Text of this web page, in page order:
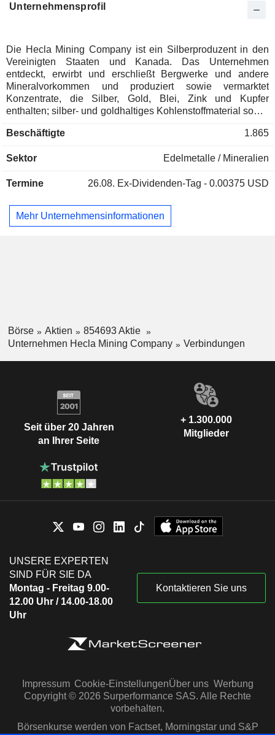
Unternehmensprofil
Die Hecla Mining Company ist ein Silberproduzent in den
Vereinigten Staaten und Kanada. Das Unternehmen
entdeckt, erwirbt und erschließt Bergwerke und andere
Mineralvorkommen und produziert sowie vermarktet
Konzentrate, die Silber, Gold, Blei, Zink und Kupfer
enthalten; silber- und goldhaltiges Kohlenstoffmaterial sowie
Geschäftsbereichen des Unternehmens gehören Greens
Creek befindet sich auf Admiralty Island in der Nähe von
über 440 nicht patentierte Erzabbau-Claims, 58 nicht
Erz-Claims und eine patentierte Aufbereitungsanlage. Die
Lucky Friday-Mine ist eine tiefliegende Untertage-Silber-,
Beschäftigte 1.865
Sektor Edelmetalle / Mineralien
Termine 26.08. Ex-Dividenden-Tag - 0.00375 USD
Mehr Unternehmensinformationen
Börse Aktien
854693 Aktie
Unternehmen Hecla Mining Company
Verbindungen
Seit über 20 Jahren
an Ihrer Seite
+ 1.300.000
Mitglieder
UNSERE EXPERTEN
SIND FÜR SIE DA
Montag - Freitag 9.00-
12.00 Uhr / 14.00-18.00
Uhr
Kontaktieren Sie uns
Impressum Cookie-EinstellungenÜber uns Werbung
Copyright © 2026 Surperformance SAS. Alle Rechte
vorbehalten.
Börsenkurse werden von Factset, Morningstar und S&P